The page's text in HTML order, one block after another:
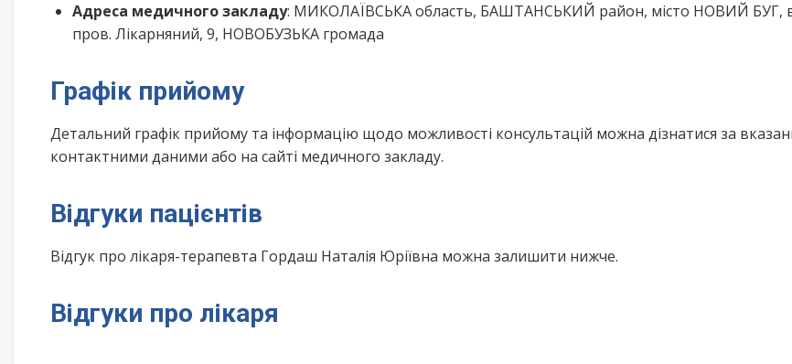
Адреса медичного закладу: МИКОЛАЇВСЬКА область, БАШТАНСЬКИЙ район, місто НОВИЙ БУГ,
пров. Лікарняний, 9, НОВОБУЗЬКА громада
Графік прийому
Детальний графік прийому та інформацію щодо можливості консультацій можна дізнатися за
контактними даними або на сайті медичного закладу.
Відгуки пацієнтів
Відгук про лікаря-терапевта Гордаш Наталія Юріївна можна залишити нижче.
Відгуки про лікаря